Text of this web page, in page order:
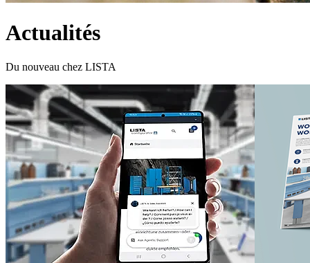
Actualités
Du nouveau chez LISTA